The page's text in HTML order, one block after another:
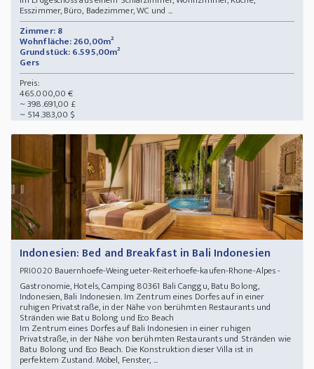
Esszimmer, Büro, Badezimmer, WC und ...
Zimmer: 8
Wohnfläche: 260,00m²
Grundstück: 6.595,00m²
Gers
Preis:
465.000,00 €
~ 398.691,00 £
~ 514.383,00 $
Indonesien: Bed and Breakfast in Bali Indonesien
PRI0020 Bauernhoefe-Weingueter-Reiterhoefe-kaufen-Rhone-Alpes -
Gastronomie, Hotels, Camping 80361 Bali Canggu, Batu Bolong,
Indonesien, Bali Indonesien. Im Zentrum eines Dorfes auf in einer
ruhigen Privatstraße, in der Nähe von berühmten Restaurants und
Stränden wie Batu Bolong und Eco Beach
Im Zentrum eines Dorfes auf Bali Indonesien in einer ruhigen
Privatstraße, in der Nähe von berühmten Restaurants und Stränden wie
Batu Bolong und Eco Beach. Die Konstruktion dieser Villa ist in
perfektem Zustand. Möbel, Fenster, ...